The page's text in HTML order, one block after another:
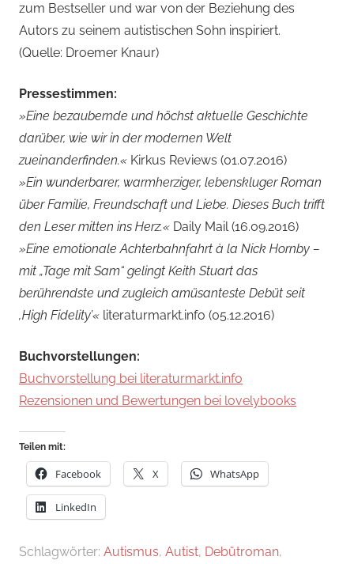
zum Bestseller und war von der Beziehung des
Autors zu seinem autistischen Sohn inspiriert.
(Quelle: Droemer Knaur)
Pressestimmen:
»Eine bezaubernde und höchst aktuelle Geschichte
darüber, wie wir in der modernen Welt
zueinanderfinden.« Kirkus Reviews (01.07.2016)
»Ein wunderbarer, warmherziger, lebenskluger Roman
über Familie, Freundschaft und Liebe. Dieses Buch trifft
den Leser mitten ins Herz.« Daily Mail (16.09.2016)
»Eine emotionale Achterbahnfahrt à la Nick Hornby –
mit „Tage mit Sam“ gelingt Keith Stuart das
berührendste und zugleich amüsanteste Debüt seit
‚High Fidelity’« literaturmarkt.info (05.12.2016)
Buchvorstellungen:
Buchvorstellung bei literaturmarkt.info
Rezensionen und Bewertungen bei lovelybooks
Teilen mit:
Facebook X WhatsApp
LinkedIn
Schlagwörter: Autismus, Autist, Debütroman,